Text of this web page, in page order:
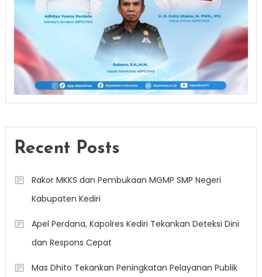
Recent Posts
Rakor MKKS dan Pembukaan MGMP SMP Negeri
Kabupaten Kediri
Apel Perdana, Kapolres Kediri Tekankan Deteksi Dini
dan Respons Cepat
Mas Dhito Tekankan Peningkatan Pelayanan Publik